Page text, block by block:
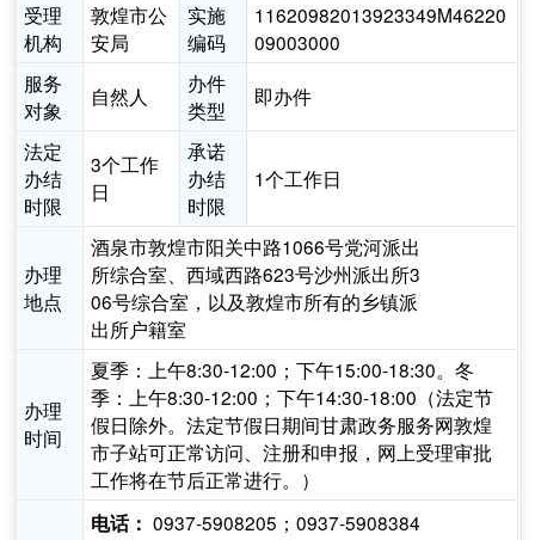
受理
机构
敦煌市公
安局
实施
编码
11620982013923349M46220
09003000
服务
对象
自然人
办件
类型
即办件
法定
办结
时限
3个工作
日
承诺
办结
时限
1个工作日
办理
地点
酒泉市敦煌市阳关中路1066号党河派出
所综合室、西域西路623号沙州派出所3
06号综合室，以及敦煌市所有的乡镇派
出所户籍室
办理
时间
夏季：上午8:30-12:00；下午15:00-18:30。冬
季：上午8:30-12:00；下午14:30-18:00（法定节
假日除外。法定节假日期间甘肃政务服务网敦煌
市子站可正常访问、注册和申报，网上受理审批
工作将在节后正常进行。）
电话： 0937-5908205；0937-5908384